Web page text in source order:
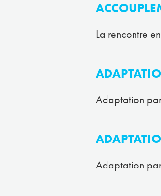
La rencontre
Adaptation
Adaptation